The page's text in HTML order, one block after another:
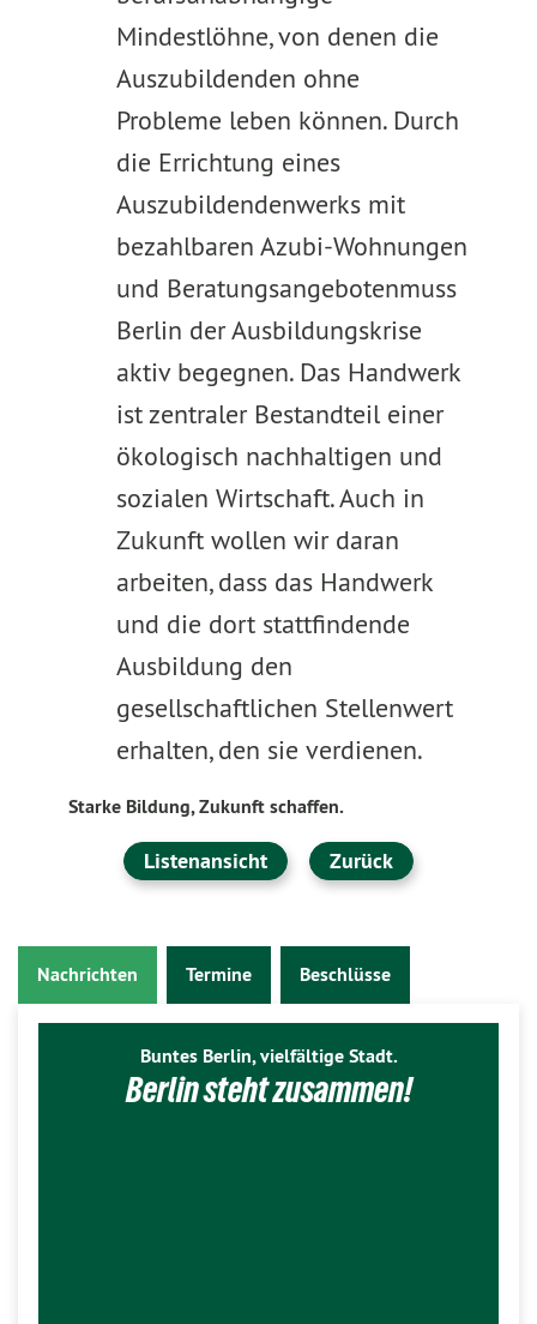
Mindestlöhne, von denen die
Auszubildenden ohne
Probleme leben können. Durch
die Errichtung eines
Auszubildendenwerks mit
bezahlbaren Azubi-Wohnungen
und Beratungsangebotenmuss
Berlin der Ausbildungskrise
aktiv begegnen. Das Handwerk
ist zentraler Bestandteil einer
ökologisch nachhaltigen und
sozialen Wirtschaft. Auch in
Zukunft wollen wir daran
arbeiten, dass das Handwerk
und die dort stattfindende
Ausbildung den
gesellschaftlichen Stellenwert
erhalten, den sie verdienen.
Starke Bildung, Zukunft schaffen.
Listenansicht Zurück
Nachrichten Termine Beschlüsse
Buntes Berlin, vielfältige Stadt.
Berlin steht zusammen!